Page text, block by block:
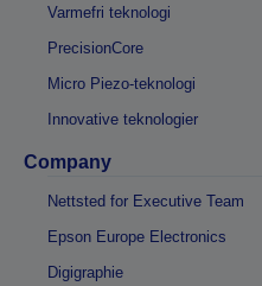
Varmefri teknologi
PrecisionCore
Micro Piezo-teknologi
Innovative teknologier
Company
Nettsted for Executive Team
Epson Europe Electronics
Digigraphie